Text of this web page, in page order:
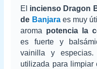
El incienso Dragon
de Banjaraes muy
aroma potencia la
es fuerte y
vainilla y
utilizada para limpiar